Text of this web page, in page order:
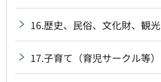
16.歴史、民俗、文化財、観光
17.子育て（育児サークル等）